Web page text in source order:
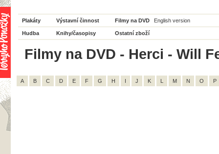
Plakáty Výstavní činnost Filmy na DVD English version
Hudba Knihy/časopisy Ostatní zboží
Filmy na DVD - Herci - Will
A B C D E F G H I J K L M N O P